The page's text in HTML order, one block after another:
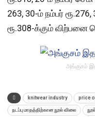
263, 30-ம் நம்பர்
ரூ.308-க்கும் விற்பனை
அங்குசம்
knitwear industry price
நடப்பு மாதத்திற்கான நூல் விலை